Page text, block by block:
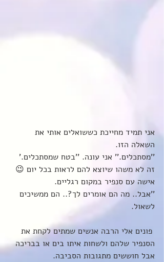
אני תמיד מחייכת כששואלים אותי את
השאלה הזו.
''מסתכלים.'' אני עונה. ''בטח שמסתכלים.'
זה לא משהו שיוצא להם לראות בכל יום 😉
אישה עם סנפיר במקום רגליים.
''אבל.. מה הם אומרים לך?.. הם ממשיכים
לשאול.
פונים אלי הרבה אנשים שמתים לקחת את
הסנפיר שלהם ולשחות איתו בים או בבריכה
אבל חוששים מתגובות הסביבה.